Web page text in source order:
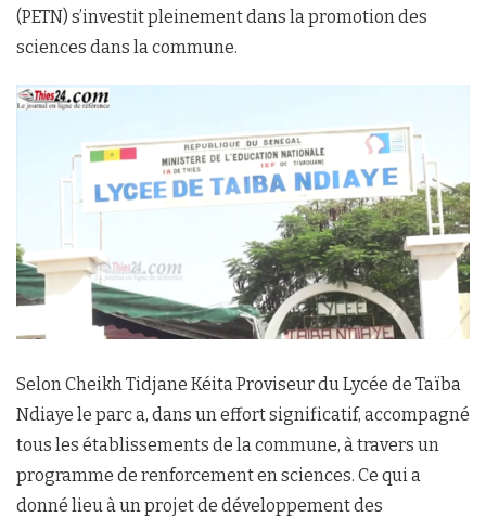
(PETN) s’investit pleinement dans la promotion des
sciences dans la commune.
Selon Cheikh Tidjane Kéita Proviseur du Lycée de Taïba
Ndiaye le parc a, dans un effort significatif, accompagné
tous les établissements de la commune, à travers un
programme de renforcement en sciences. Ce qui a
donné lieu à un projet de développement des